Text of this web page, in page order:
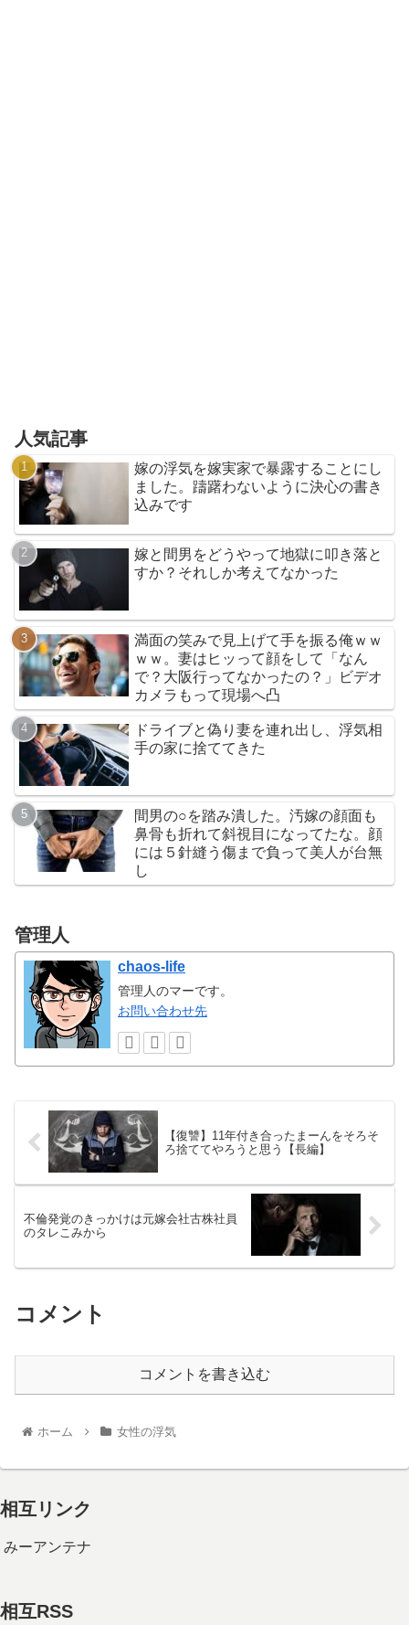
人気記事
嫁の浮気を嫁実家で暴露することにし
ました。躊躇わないように決心の書き
込みです
嫁と間男をどうやって地獄に叩き落と
すか？それしか考えてなかった
満面の笑みで見上げて手を振る俺ｗｗ
ｗｗ。妻はヒッって顔をして「なん
で？大阪行ってなかったの？」ビデオ
カメラもって現場へ凸
ドライブと偽り妻を連れ出し、浮気相
手の家に捨ててきた
間男の○を踏み潰した。汚嫁の顔面も
鼻骨も折れて斜視目になってたな。顔
には５針縫う傷まで負って美人が台無
し
管理人
chaos-life
管理人のマーです。
お問い合わせ先
【復讐】11年付き合ったまーんをそろそ
ろ捨ててやろうと思う【長編】
不倫発覚のきっかけは元嫁会社古株社員
のタレこみから
コメント
コメントを書き込む
ホーム 女性の浮気
相互リンク
みーアンテナ
相互RSS